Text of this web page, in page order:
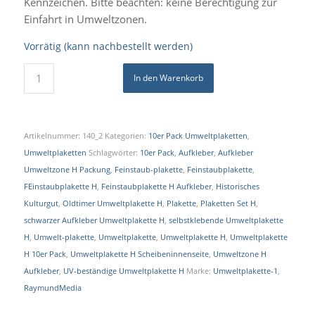
Einfahrt in Umweltzonen.
Vorrätig (kann nachbestellt werden)
In den Warenkorb
Artikelnummer: 140_2 Kategorien: 10er Pack Umweltplaketten
Umweltplaketten Schlagwörter: 10er Pack, Aufkleber, Aufkleber
Umweltzone H Packung, Feinstaub-plakette, Feinstaubplakette,
FEinstaubplakette H Feinstaubplakette H Aufkleber, Historisches
Kulturgut, Oldtimer Umweltplakette H Plakette, Plaketten Set H
schwarzer Aufkleber Umweltplakette H selbstklebende Umweltplakette
H Umwelt-plakette, Umweltplakette, Umweltplakette H Umweltplakette
H 10er Pack, Umweltplakette H Scheibeninnenseite, Umweltzone H
Aufkleber, UV-beständige Umweltplakette H Marke: Umweltplakette-1
RaymundMedia